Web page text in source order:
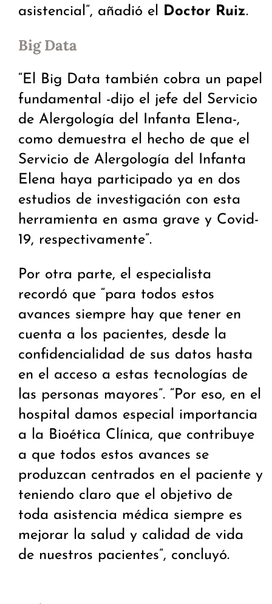
asistencial”, añadió el Doctor Ruiz.
Big Data
“El Big Data también cobra un papel
fundamental -dijo el jefe del Servicio
de Alergología del Infanta Elena-,
como demuestra el hecho de que el
Servicio de Alergología del Infanta
Elena haya participado ya en dos
estudios de investigación con esta
herramienta en asma grave y Covid-
19, respectivamente”.
Por otra parte, el especialista
recordó que “para todos estos
avances siempre hay que tener en
cuenta a los pacientes, desde la
confidencialidad de sus datos hasta
en el acceso a estas tecnologías de
las personas mayores”. “Por eso, en el
hospital damos especial importancia
a la Bioética Clínica, que contribuye
a que todos estos avances se
produzcan centrados en el paciente y
teniendo claro que el objetivo de
toda asistencia médica siempre es
mejorar la salud y calidad de vida
de nuestros pacientes”, concluyó.